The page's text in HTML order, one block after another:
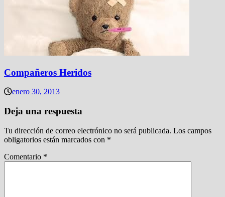
Compañeros Heridos
enero 30, 2013
Deja una respuesta
Tu dirección de correo electrónico no será publicada. Los campos
obligatorios están marcados con *
Comentario *